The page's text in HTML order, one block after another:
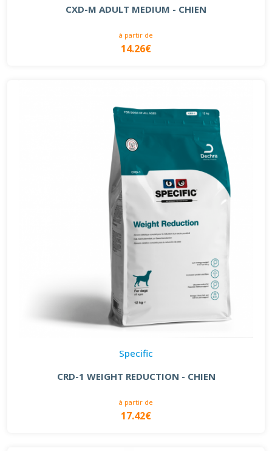
CXD-M ADULT MEDIUM - CHIEN
à partir de
14.26€
Specific
CRD-1 WEIGHT REDUCTION - CHIEN
à partir de
17.42€